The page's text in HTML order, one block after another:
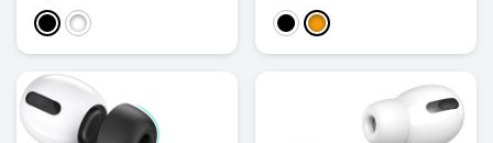
Schwarz
Weiß SchwarzOrange